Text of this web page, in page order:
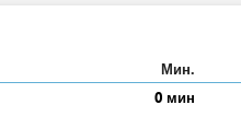
Мин.
0 мин